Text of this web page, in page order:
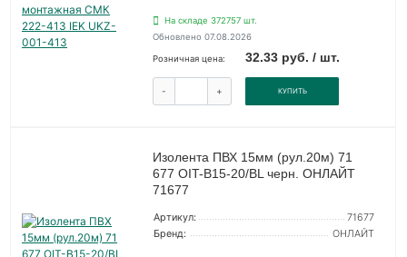
На складе 372757 шт.
Обновлено 07.08.2026
Розничная цена: 32.33 руб. / шт.
- + КУПИТЬ
Изолента ПВХ 15мм (рул.20м) 71
677 OIT-B15-20/BL черн. ОНЛАЙТ
71677
Артикул:
71677
Бренд:
ОНЛАЙТ